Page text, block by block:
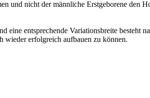
und nicht der männliche Erstgeborene den
eine entsprechende Variationsbreite
wieder erfolgreich aufbauen zu können.